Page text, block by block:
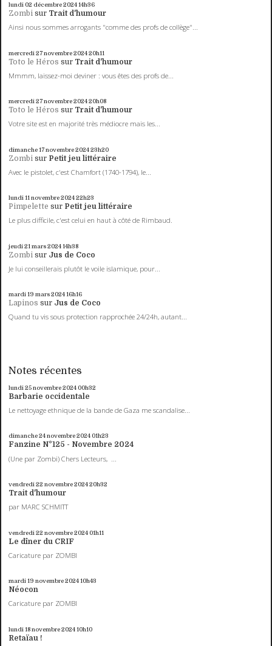
lundi 02 décembre 202414h36
Zombi sur Trait d'humour
Ainsi nous sommes arrogants "comme des profs de collège"...
mercredi 27novembre 202420h11
Toto le Héros sur Trait d'humour
Mmmm, laissez-moi deviner : vous êtes des profs de...
mercredi 27novembre 202420h08
Toto le Héros sur Trait d'humour
Votre site est en majorité très médiocre mais les...
dimanche 17novembre 202423h20
Zombi sur Petit jeu littéraire
Avec le pistolet, c'est Chamfort (1740-1794), le...
lundi 11novembre 202422h23
Pimpelette sur Petit jeu littéraire
Le plus difficile, c'est celui en haut à côté de Rimbaud.
jeudi 21 mars 202414h38
Zombi sur Jus de Coco
Je lui conseillerais plutôt le voile islamique, pour...
mardi 19 mars 202416h16
Lapinos sur Jus de Coco
Quand tu vis sous protection rapprochée 24/24h, autant...
Notes récentes
lundi 25novembre 2024 00h32
Barbarie occidentale
Le nettoyage ethnique de la bande de Gaza me scandalise...
dimanche 24novembre 2024 01h23
Fanzine N°125 - Novembre 2024
(Une par Zombi) Chers Lecteurs, ...
vendredi 22 novembre 202420h32
Trait d'humour
par MARC SCHMITT
vendredi 22 novembre 2024 01h11
Le dîner du CRIF
Caricature par ZOMBI
mardi 19 novembre 202410h43
Néocon
Caricature par ZOMBI
lundi 18novembre 202410h10
Retaïau !